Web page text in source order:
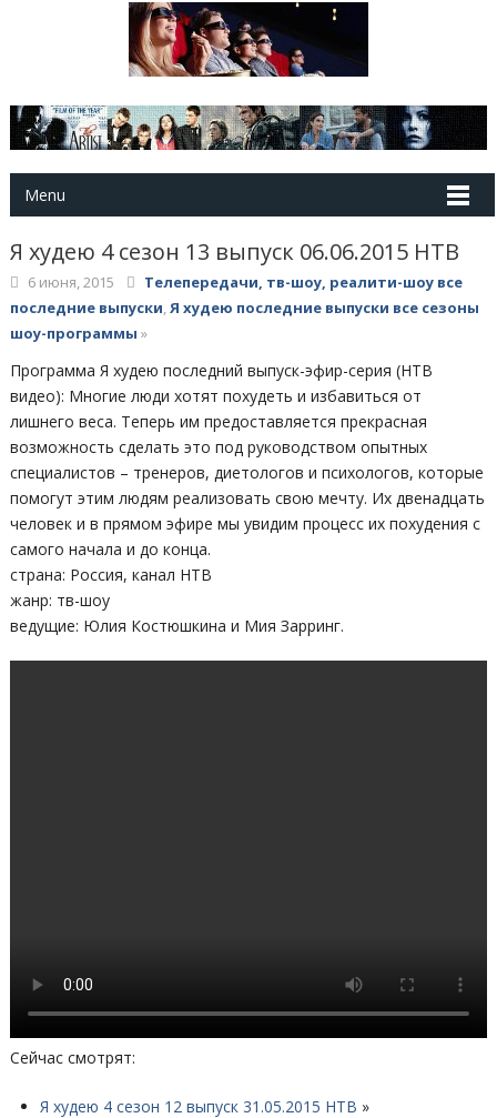
Menu
Я худею 4 сезон 13 выпуск 06.06.2015 НТВ
6 июня, 2015
Телепередачи, тв-шоу, реалити-шоу все
последние выпуски Я худею последние выпуски все сезоны
шоу-программы »
Программа Я худею последний выпуск-эфир-серия (НТВ
видео): Многие люди хотят похудеть и избавиться от
лишнего веса. Теперь им предоставляется прекрасная
возможность сделать это под руководством опытных
специалистов – тренеров, диетологов и психологов, которые
помогут этим людям реализовать свою мечту. Их двенадцать
человек и в прямом эфире мы увидим процесс их похудения с
самого начала и до конца.
страна: Россия, канал НТВ
жанр: тв-шоу
ведущие: Юлия Костюшкина и Мия Зарринг.
Сейчас смотрят:
Я худею 4 сезон 12 выпуск 31.05.2015 НТВ »